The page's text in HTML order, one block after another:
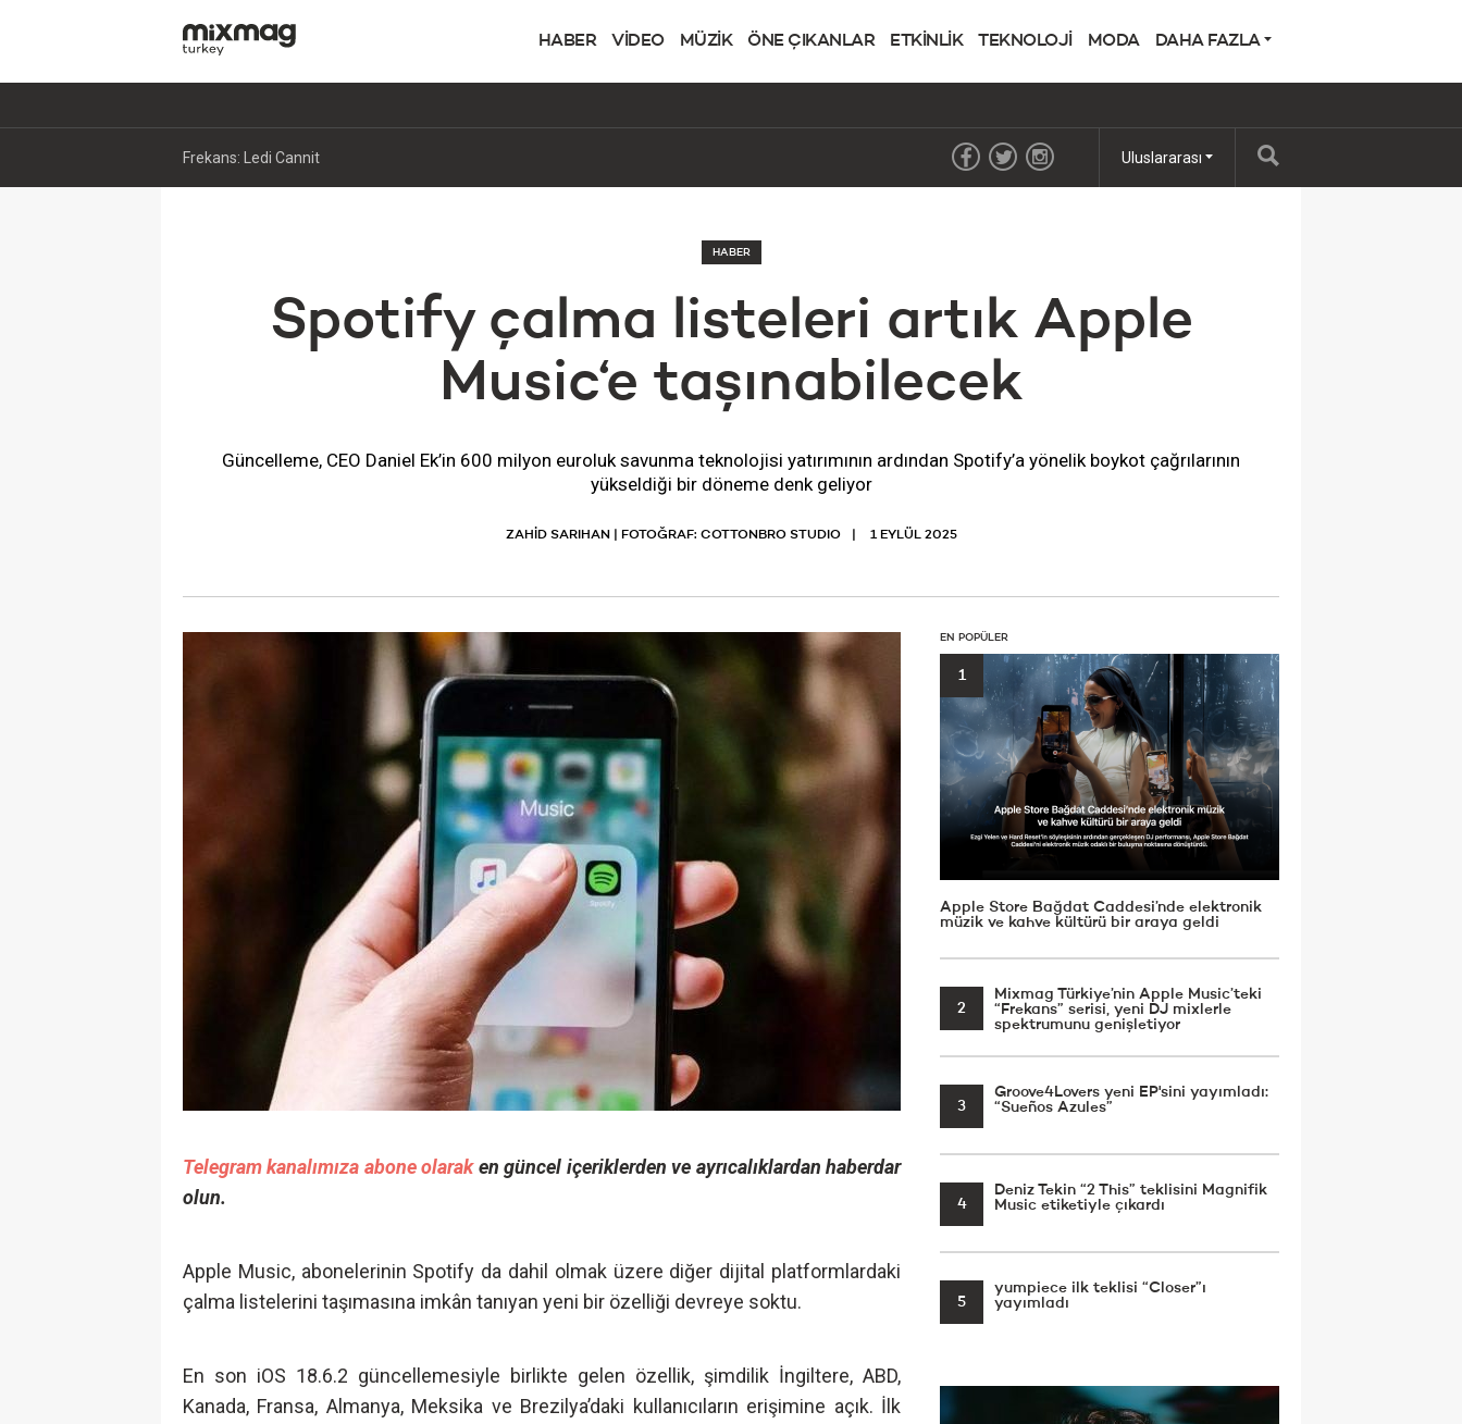
HABER VİDEO MÜZİK ÖNE ÇIKANLAR ETKİNLİK TEKNOLOJİ MODA DAHA FAZLA
Frekans: Ledi Cannit Uluslararası
HABER
Spotify çalma listeleri artık Apple
Music‘e taşınabilecek
Güncelleme, CEO Daniel Ek’in 600 milyon euroluk savunma teknolojisi yatırımının ardından Spotify’a yönelik boykot çağrılarının
yükseldiği bir döneme denk geliyor
ZAHİD SARIHAN | FOTOĞRAF: COTTONBRO STUDIO 1 EYLÜL 2025
Telegram kanalımıza abone olaraken güncel içeriklerden ve ayrıcalıklardan haberdar
olun.
Apple Music, abonelerinin Spotify da dahil olmak üzere diğer dijital platformlardaki
çalma listelerini taşımasına imkân tanıyan yeni bir özelliği devreye soktu.
En son iOS 18.6.2 güncellemesiyle birlikte gelen özellik, şimdilik İngiltere, ABD,
Kanada, Fransa, Almanya, Meksika ve Brezilya’daki kullanıcıların erişimine açık. İlk
EN POPÜLER
1
Apple Store Bağdat Caddesi’nde elektronik
müzik ve kahve kültürü bir araya geldi
2
Mixmag Türkiye’nin Apple Music’teki
“Frekans” serisi, yeni DJ mixlerle
spektrumunu genişletiyor
3
Groove4Lovers yeni EP'sini yayımladı:
“Sueños Azules”
4
Deniz Tekin “2 This” teklisini Magnifik
Music etiketiyle çıkardı
5
yumpiece ilk teklisi “Closer”ı
yayımladı